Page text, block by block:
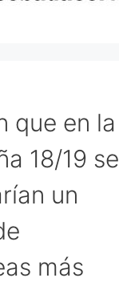
que en la
18/19 se
un
más